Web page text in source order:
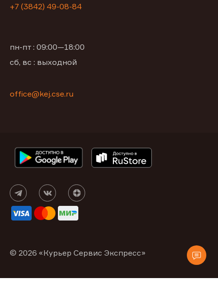
+7 (3842) 49-08-84
пн-пт : 09:00—18:00
сб, вс : выходной
office@kej.cse.ru
© 2026 «Курьер Сервис Экспресс»